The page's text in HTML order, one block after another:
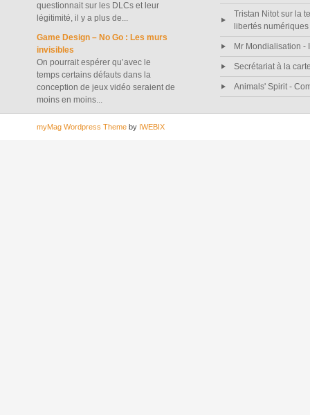
questionnait sur les DLCs et leur
légitimité, il y a plus de...
Game Design – No Go : Les murs
invisibles
On pourrait espérer qu’avec le
temps certains défauts dans la
conception de jeux vidéo seraient de
moins en moins...
Tristan Nitot sur la
libertés numériques
Mr Mondialisation -
Secrétariat à la
Animals' Spirit -
myMag Wordpress Themeby IWEBIX